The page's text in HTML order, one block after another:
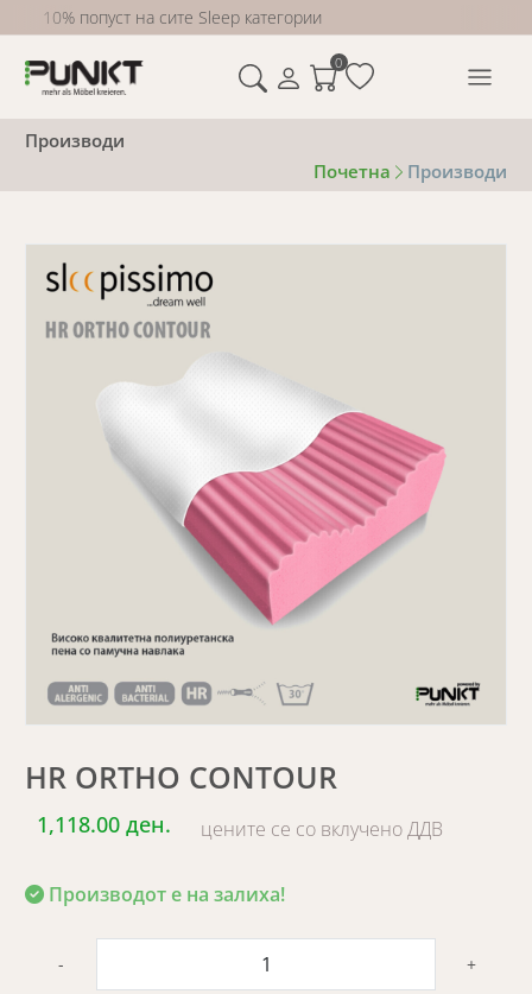
10% попуст на сите Sleep категории
0
Производи
Почетна
Производи
HR ORTHO CONTOUR
1,118.00 ден. цените се со вклучено ДДВ
Производот е на залиха!
- +